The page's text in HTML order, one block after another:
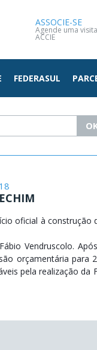
ASSOCIE-SE
Agende uma
ACCIE
FEDERASUL
oficial à construção
Vendruscolo.
orçamentária para
pela realização da